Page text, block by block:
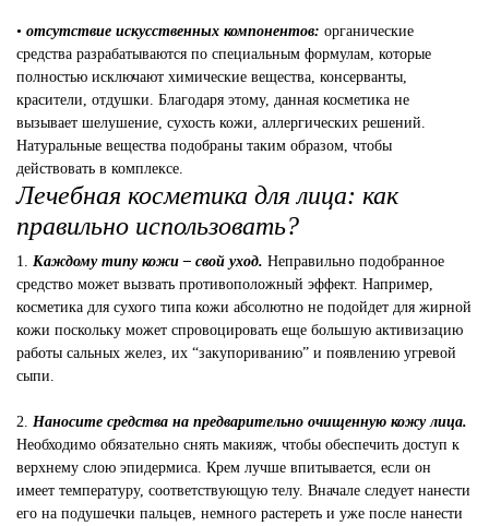
• отсутствие искусственных компонентов: органические
средства разрабатываются по специальным формулам, которые
полностью исключают химические вещества, консерванты,
красители, отдушки. Благодаря этому, данная косметика не
вызывает шелушение, сухость кожи, аллергических решений.
Натуральные вещества подобраны таким образом, чтобы
действовать в комплексе.
Лечебная косметика для лица: как
правильно использовать?
1. Каждому типу кожи – свой уход. Неправильно подобранное
средство может вызвать противоположный эффект. Например,
косметика для сухого типа кожи абсолютно не подойдет для жирной
кожи поскольку может спровоцировать еще большую активизацию
работы сальных желез, их “закупориванию” и появлению угревой
сыпи.
2. Наносите средства на предварительно очищенную кожу лица.
Необходимо обязательно снять макияж, чтобы обеспечить доступ к
верхнему слою эпидермиса. Крем лучше впитывается, если он
имеет температуру, соответствующую телу. Вначале следует нанести
его на подушечки пальцев, немного растереть и уже после нанести